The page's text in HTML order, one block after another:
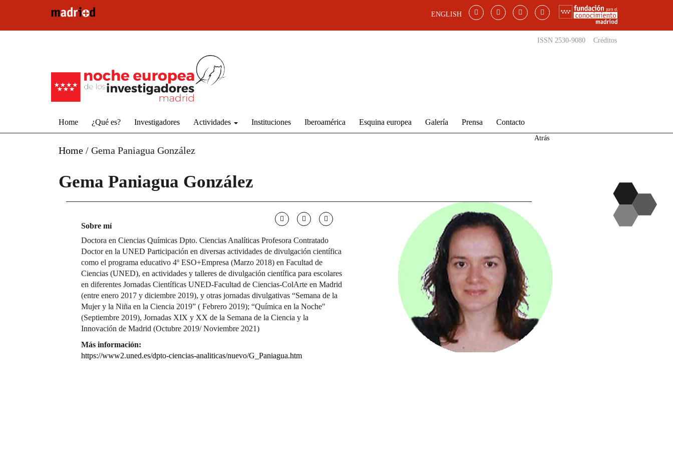
ENGLISH
ISSN 2530-9080 Créditos
Home ¿Qué es? Investigadores Actividades Instituciones Iberoamérica Esquina europea Galería Prensa Contacto
Home / Gema Paniagua González
Atrás
Gema Paniagua González
Sobre mí
Doctora en Ciencias Químicas Dpto. Ciencias Analíticas Profesora Contratado
Doctor en la UNED Participación en diversas actividades de divulgación científica
como el programa educativo 4º ESO+Empresa (Marzo 2018) en Facultad de
Ciencias (UNED), en actividades y talleres de divulgación científica para escolares
en diferentes Jornadas Científicas UNED-Facultad de Ciencias-ColArte en Madrid
(entre enero 2017 y diciembre 2019), y otras jornadas divulgativas “Semana de la
Mujer y la Niña en la Ciencia 2019” ( Febrero 2019); “Química en la Noche"
(Septiembre 2019), Jornadas XIX y XX de la Semana de la Ciencia y la
Innovación de Madrid (Octubre 2019/ Noviembre 2021)
Más información:
https://www2.uned.es/dpto-ciencias-analiticas/nuevo/G_Paniagua.htm